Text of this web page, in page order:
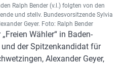
Ralph Bender (v.l.) folgten von den
und stellv. Bundesvorsitzende Sylvia
Geyer. Foto: Ralph Bender
Wähler“ in Baden-
der Spitzenkandidat für
Alexander Geyer,